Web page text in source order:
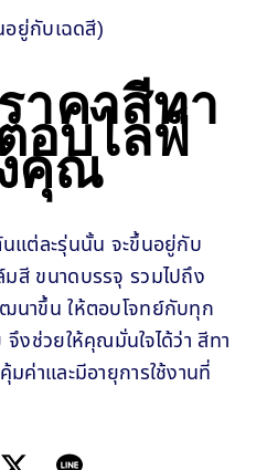
ยู่กับเฉดสี)
าคาสีทา
อบไลฟ์
คุณ
แต่ละรุ่นนั้น จะขึ้นอยู่กับ
สี ขนาดบรรจุ รวมไปถึง
นาขึ้น ให้ตอบโจทย์กับทุก
งช่วยให้คุณมั่นใจได้ว่า สีทา
ค่าและมีอายุการใช้งานที่